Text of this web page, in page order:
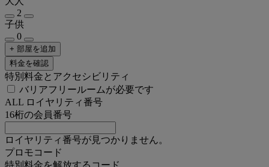
2
子供
0
+ 部屋を追加
料金を確認
特別料金とアクセシビリティ
バリアフリールームが必要です
ALL ロイヤリティ番号
16桁の会員番号
ロイヤリティ番号が見つかりません。
プロモコード
特別料金を解放するコード